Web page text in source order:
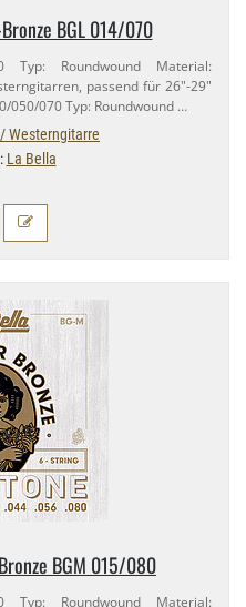
BGL 014/​070
Typ: Roundwound Material:
passend für 26"-​29"
​050/​070 Typ: Roundwound …
Westerngitarre
La Bella
BGM 015/​080
Typ: Roundwound Material: